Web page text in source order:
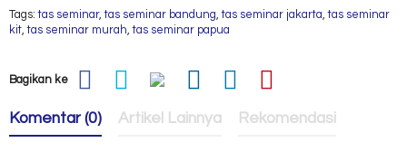
Tags:tas seminar,tas seminar bandung,tas seminar jakarta,tas seminar
kit,tas seminar murah,tas seminar papua
Bagikan ke
Komentar (0) Artikel Lainnya Rekomendasi